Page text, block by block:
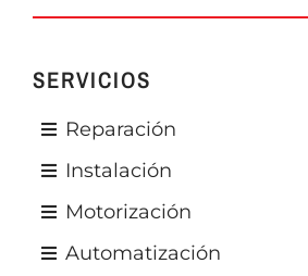
SERVICIOS
Reparación
Instalación
Motorización
Automatización